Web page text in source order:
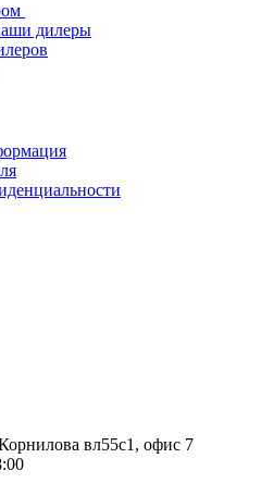
дилеры
вл55с1, офис 7